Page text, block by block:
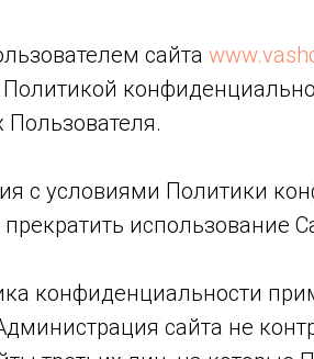
сайта
с условиями Политики
использование
конфиденциальности
сайта не